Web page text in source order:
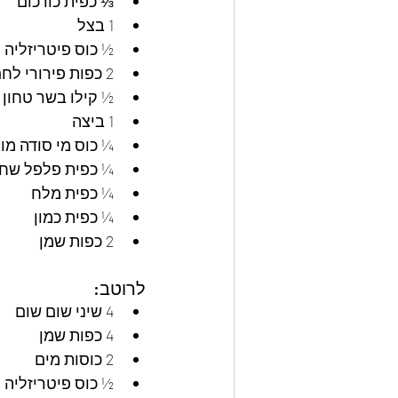
1 בצל
½ כוס פיטריזליה
2 כפות פירורי לחם
½ קילו בשר טחון
1 ביצה
¼ כוס מי סודה
¼ כפית פלפל
¼ כפית מלח
¼ כפית כמון
2 כפות שמן
לרוטב:
4 שיני שום שום
4 כפות שמן
2 כוסות מים
½ כוס פיטריזליה